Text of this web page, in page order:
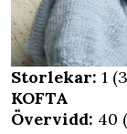
Storlekar: 1
KOFTA
Övervidd: 40